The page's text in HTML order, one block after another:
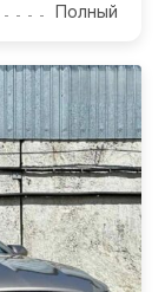
Полный